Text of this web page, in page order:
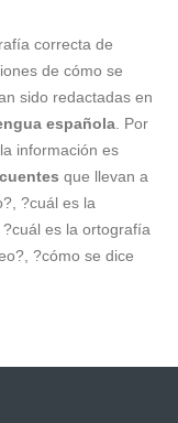
correcta de
de cómo se
sido redactadas en
española . Por
información es
que llevan a
?cuál es la
es la ortografía
?cómo se dice